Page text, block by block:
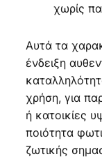
χωρίς
Αυτά τα
ένδειξη
χρήση, για
ή κατοικίες
ποιότητα
ζωτικής